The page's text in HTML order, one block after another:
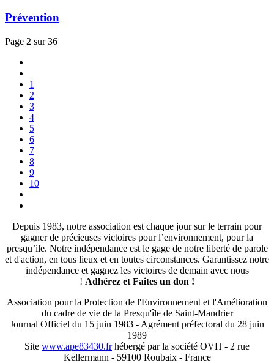
Prévention
Page 2 sur 36
1
2
3
4
5
6
7
8
9
10
Depuis 1983, notre association est chaque jour sur le terrain pour
gagner de précieuses victoires pour l’environnement, pour la
presqu’ile. Notre indépendance est le gage de notre liberté de parole
et d'action, en tous lieux et en toutes circonstances. Garantissez notre
indépendance et gagnez les victoires de demain avec nous
! Adhérez et Faites un don !
Association pour la Protection de l'Environnement et l'Amélioration
du cadre de vie de la Presqu'île de Saint-Mandrier
Journal Officiel du 15 juin 1983 - Agrément préfectoral du 28 juin
1989
Site www.ape83430.frhébergé par la société OVH - 2 rue
Kellermann - 59100 Roubaix - France